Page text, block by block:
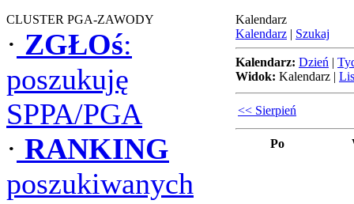
CLUSTER PGA-ZAWODY
· ZGŁOś:
poszukuję
SPPA/PGA
· RANKING
poszukiwanych
Kalendarz
Kalendarz | Szukaj
Kalendarz: Dzień |
Widok: Kalendarz |
<< Sierpień
Po